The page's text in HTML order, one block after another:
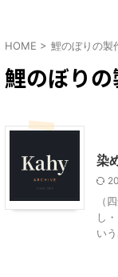
HOME > 鯉のぼりの製
鯉のぼり
染
（
し
い